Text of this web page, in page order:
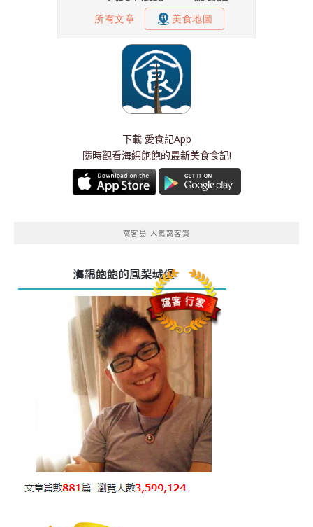
下載 愛食記App
隨時觀看海綿飽飽的最新美食食記!
窩客島 人氣窩客賞